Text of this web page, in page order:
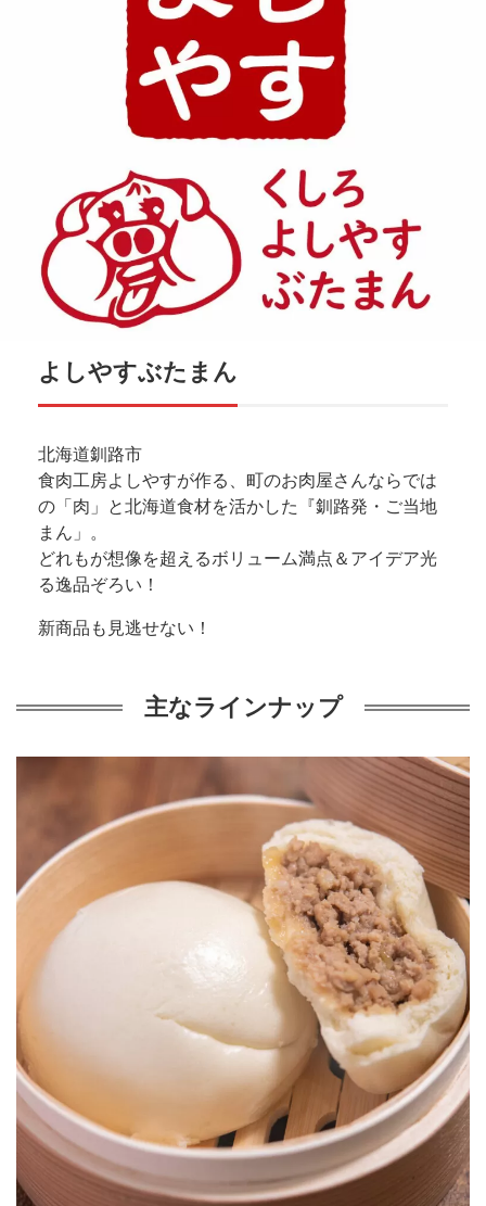
よしやすぶたまん
北海道釧路市
食肉工房よしやすが作る、町のお肉屋さんならでは
の「肉」と北海道食材を活かした『釧路発・ご当地
まん」。
どれもが想像を超えるボリューム満点＆アイデア光
る逸品ぞろい！
新商品も見逃せない！
主なラインナップ